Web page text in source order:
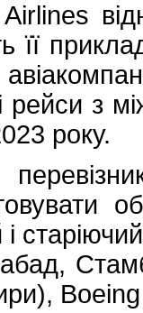
її
рейси з
року.
і